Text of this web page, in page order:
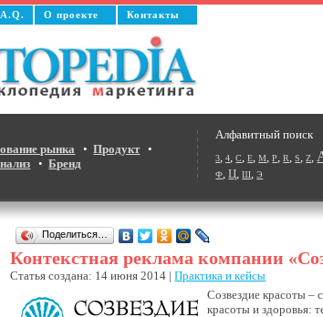
О проекте Контакты
Алфавитный поиск
3,4,C,E,M,P,R,S,Z,
Ф,Ц,Ш,Э
рынка •Продукт•
•Бренд
Поделиться…
Контекстная реклама компании
Статья создана: 14 июня 2014 |Практика и кейсы
Созвездие красоты –
красоты и здоровья: